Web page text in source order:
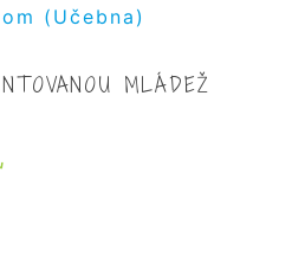
(Učebna)
MLÁDEŽ